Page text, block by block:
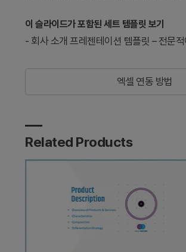
이 슬라이드가 포함된 세트 템플릿 보기
- 회사 소개 프레젠테이션 템플릿 – 전문
엑셀 연동 방법
Related Products